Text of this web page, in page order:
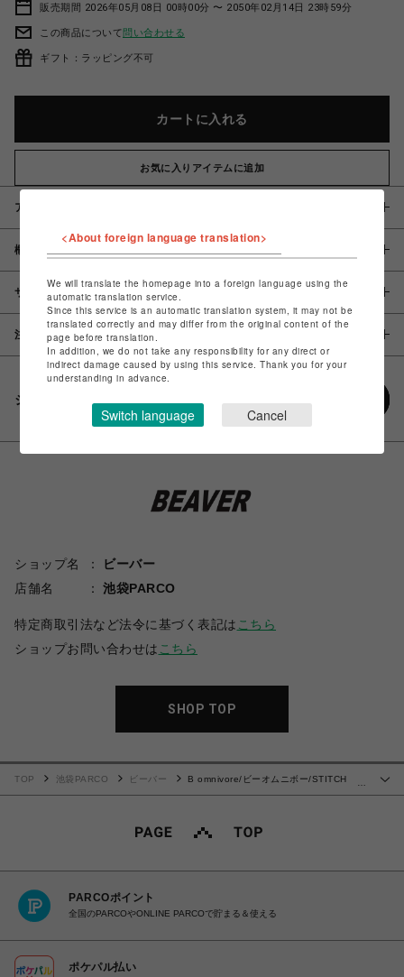
販売期間 2026年05月08日 00時00分 〜 2050年02月14日 23時59分
この商品について問い合わせる
ギフト：ラッピング不可
カートに入れる
お気に入りアイテムに追加
アイテム説明 / 素材
概要
サイズ
注意事項
シェアする
ショップ名
ビーバー
店舗名
池袋PARCO
特定商取引法など法令に基づく表記は こちら
ショップお問い合わせは こちら
SHOP TOP
TOP 池袋PARCO ビーバー
B omnivore/ビーオムニボー/STITCH
PARCOポイント
全国のPARCOやONLINE PARCOで貯まる＆使える
ポケパル払い
<About foreign language translation>
We will translate the homepage into a foreign language using the
automatic translation service.
Since this service is an automatic translation system, it may not be
translated correctly and may differ from the original content of the
page before translation.
In addition, we do not take any responsibility for any direct or
indirect damage caused by using this service. Thank you for your
understanding in advance.
Switch language Cancel